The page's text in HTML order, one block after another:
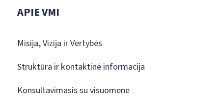
APIE VMI
Misija, Vizija ir Vertybės
Struktūra ir kontaktinė informacija
Konsultavimasis su visuomene